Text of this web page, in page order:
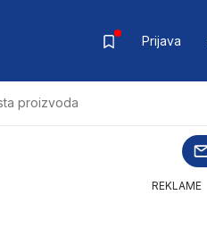
Prijava
proizvoda
REKLAME